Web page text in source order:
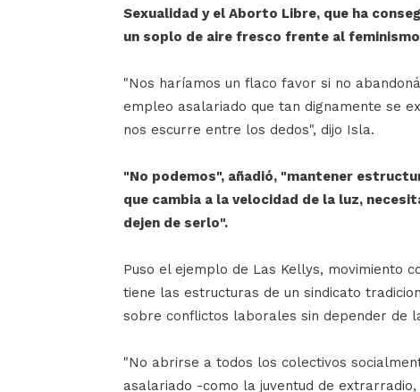
Sexualidad y el Aborto Libre, que ha
un soplo de aire fresco frente al
"Nos haríamos un flaco favor si no
empleo asalariado que tan dignamente se
nos escurre entre los dedos", dijo Isla.
"No podemos", añadió, "mantener
que cambia a la velocidad de la luz,
dejen de serlo".
Puso el ejemplo de Las Kellys, movimiento
tiene las estructuras de un sindicato
sobre conflictos laborales sin depender de
"No abrirse a todos los colectivos
asalariado -como la juventud de